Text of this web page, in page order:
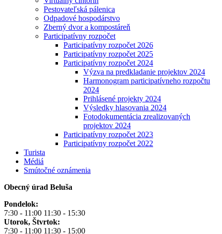
Pestovateľská pálenica
Odpadové hospodárstvo
Zberný dvor a kompostáreň
Participatívny rozpočet
Participatívny rozpočet 2026
Participatívny rozpočet 2025
Participatívny rozpočet 2024
Výzva na predkladanie projektov 2024
Harmonogram participatívneho rozpočtu
2024
Prihlásené projekty 2024
Výsledky hlasovania 2024
Fotodokumentácia zrealizovaných
projektov 2024
Participatívny rozpočet 2023
Participatívny rozpočet 2022
Turista
Médiá
Smútočné oznámenia
Obecný úrad Beluša
Pondelok:
7:30 - 11:00 11:30 - 15:30
Utorok, Štvrtok:
7:30 - 11:00 11:30 - 15:00